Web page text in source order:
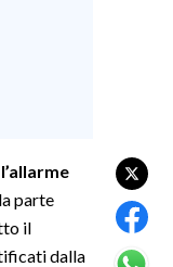
parte
il
dalla